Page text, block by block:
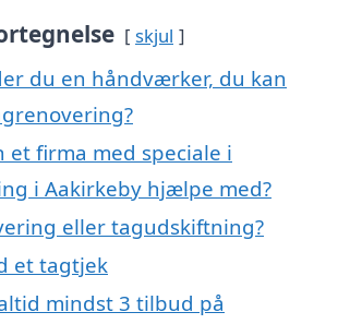
skjul
du en håndværker, du kan
et firma med speciale i
i Aakirkeby hjælpe med?
eller tagudskiftning?
et tagtjek
mindst 3 tilbud på